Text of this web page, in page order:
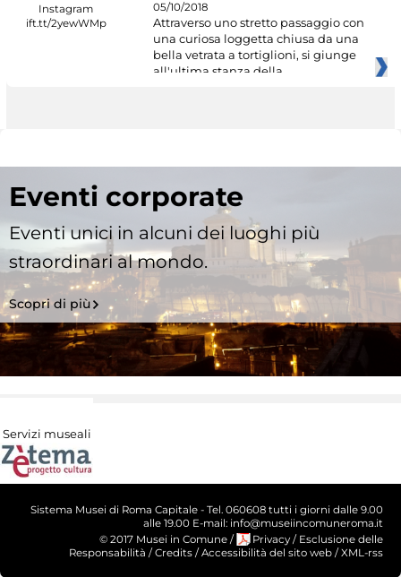
05/10/2018
Attraverso uno stretto passaggio con
una curiosa loggetta chiusa da una
bella vetrata a tortiglioni, si giunge
all'ultima stanza della
Eventi corporate
Eventi unici in alcuni dei luoghi più
straordinari al mondo.
Scopri di più
Servizi museali
Sistema Musei di Roma Capitale - Tel. 060608 tutti i giorni dalle 9.00
alle 19.00 E-mail: info@museiincomuneroma.it
© 2017 Musei in Comune / Privacy / Esclusione delle
Responsabilità /Credits /Accessibilità del sito web /XML-rss